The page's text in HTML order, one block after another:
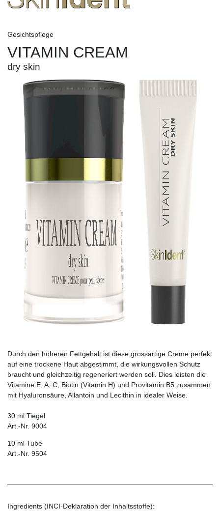
Gesichtspflege
VITAMIN CREAM
dry skin
Durch den höheren Fettgehalt ist diese grossartige Creme perfekt
auf eine trockene Haut abgestimmt, die wirkungsvollen Schutz
braucht und gleichzeitig regeneriert werden soll. Dies leisten die
Vitamine E, A, C, Biotin (Vitamin H) und Provitamin B5 zusammen
mit Hyaluronsäure, Allantoin und Lecithin in idealer Weise.
30 ml Tiegel
Art.-Nr. 9004
10 ml Tube
Art.-Nr. 9504
Ingredients (INCI-Deklaration der Inhaltsstoffe):